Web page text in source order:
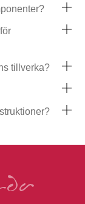
tillverka?